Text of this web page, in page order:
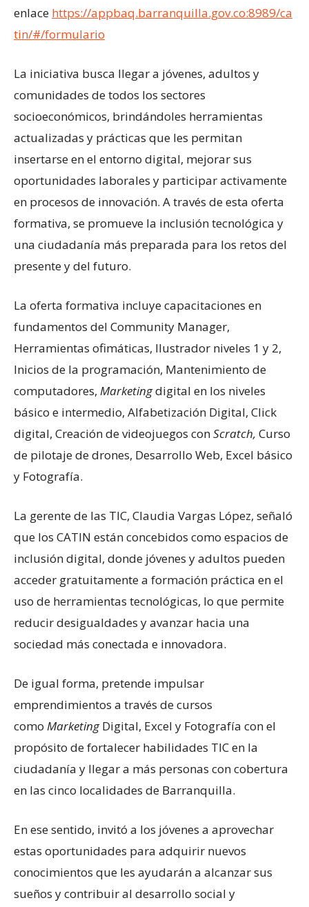
enlace https://appbaq.barranquilla.gov.co:8989/ca
tin/#/formulario
La iniciativa busca llegar a jóvenes, adultos y
comunidades de todos los sectores
socioeconómicos, brindándoles herramientas
actualizadas y prácticas que les permitan
insertarse en el entorno digital, mejorar sus
oportunidades laborales y participar activamente
en procesos de innovación. A través de esta oferta
formativa, se promueve la inclusión tecnológica y
una ciudadanía más preparada para los retos del
presente y del futuro.
La oferta formativa incluye capacitaciones en
fundamentos del Community Manager,
Herramientas ofimáticas, Ilustrador niveles 1 y 2,
Inicios de la programación, Mantenimiento de
computadores, Marketingdigital en los niveles
básico e intermedio, Alfabetización Digital, Click
digital, Creación de videojuegos conScratch, Curso
de pilotaje de drones, Desarrollo Web, Excel básico
y Fotografía.
La gerente de las TIC, Claudia Vargas López, señaló
que los CATIN están concebidos como espacios de
inclusión digital, donde jóvenes y adultos pueden
acceder gratuitamente a formación práctica en el
uso de herramientas tecnológicas, lo que permite
reducir desigualdades y avanzar hacia una
sociedad más conectada e innovadora.
De igual forma, pretende impulsar
emprendimientos a través de cursos
como MarketingDigital, Excel y Fotografía con el
propósito de fortalecer habilidades TIC en la
ciudadanía y llegar a más personas con cobertura
en las cinco localidades de Barranquilla.
En ese sentido, invitó a los jóvenes a aprovechar
estas oportunidades para adquirir nuevos
conocimientos que les ayudarán a alcanzar sus
sueños y contribuir al desarrollo social y